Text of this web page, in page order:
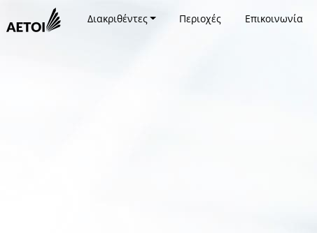
Διακριθέντες Περιοχές Επικοινωνία